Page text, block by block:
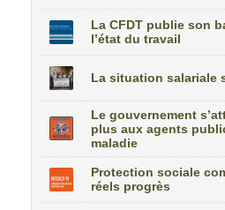
La CFDT publie son
l’état du travail
La situation salariale
Le gouvernement
plus aux agents
maladie
Protection sociale
réels progrès